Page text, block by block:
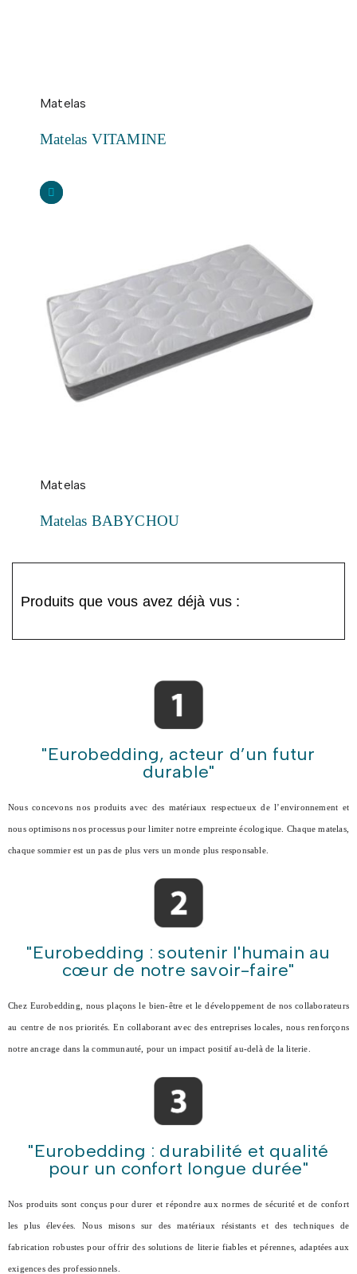
Matelas
Matelas VITAMINE
Matelas
Matelas BABYCHOU
Produits que vous avez déjà vus :
"Eurobedding, acteur d’un futur
durable"
Nous concevons nos produits avec des matériaux respectueux de l’environnement et
nous optimisons nos processus pour limiter notre empreinte écologique. Chaque matelas,
chaque sommier est un pas de plus vers un monde plus responsable.
"Eurobedding : soutenir l'humain au
cœur de notre savoir-faire"
Chez Eurobedding, nous plaçons le bien-être et le développement de nos collaborateurs
au centre de nos priorités. En collaborant avec des entreprises locales, nous renforçons
notre ancrage dans la communauté, pour un impact positif au-delà de la literie.
"Eurobedding : durabilité et qualité
pour un confort longue durée"
Nos produits sont conçus pour durer et répondre aux normes de sécurité et de confort
les plus élevées. Nous misons sur des matériaux résistants et des techniques de
fabrication robustes pour offrir des solutions de literie fiables et pérennes, adaptées aux
exigences des professionnels.